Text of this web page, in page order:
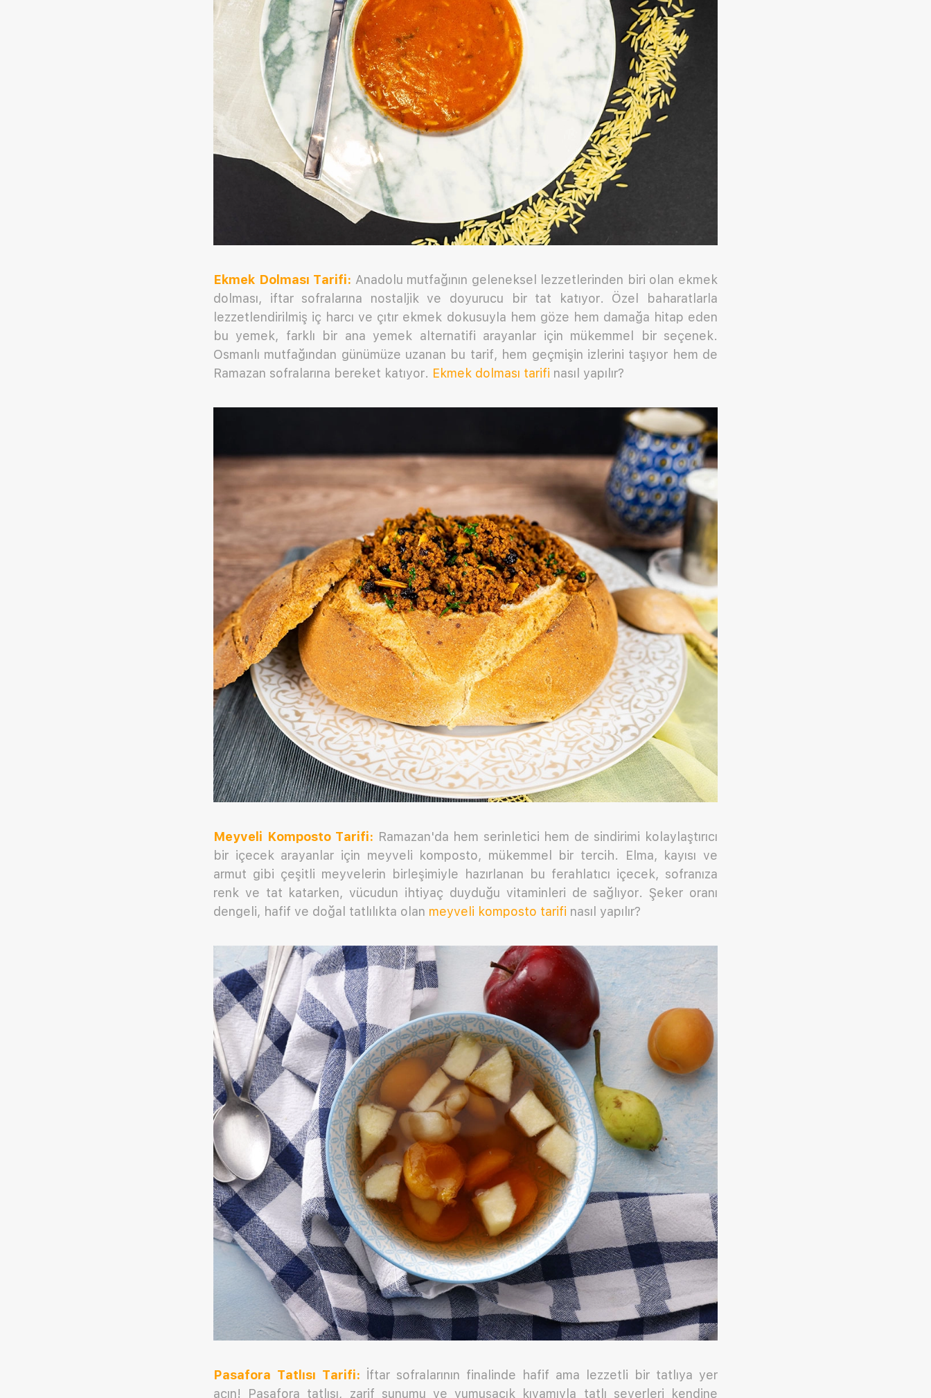
Ekmek Dolması Tarifi: Anadolu mutfağının geleneksel lezzetlerinden biri olan ekmek
dolması, iftar sofralarına nostaljik ve doyurucu bir tat katıyor. Özel baharatlarla
lezzetlendirilmiş iç harcı ve çıtır ekmek dokusuyla hem göze hem damağa hitap eden
bu yemek, farklı bir ana yemek alternatifi arayanlar için mükemmel bir seçenek.
Osmanlı mutfağından günümüze uzanan bu tarif, hem geçmişin izlerini taşıyor hem de
Ramazan sofralarına bereket katıyor. Ekmek dolması tarifi nasıl yapılır?
Meyveli Komposto Tarifi: Ramazan'da hem serinletici hem de sindirimi kolaylaştırıcı
bir içecek arayanlar için meyveli komposto, mükemmel bir tercih. Elma, kayısı ve
armut gibi çeşitli meyvelerin birleşimiyle hazırlanan bu ferahlatıcı içecek, sofranıza
renk ve tat katarken, vücudun ihtiyaç duyduğu vitaminleri de sağlıyor. Şeker oranı
dengeli, hafif ve doğal tatlılıkta olan meyveli komposto tarifi nasıl yapılır?
Pasafora Tatlısı Tarifi: İftar sofralarının finalinde hafif ama lezzetli bir tatlıya yer
açın! Pasafora tatlısı, zarif sunumu ve yumuşacık kıvamıyla tatlı severleri kendine